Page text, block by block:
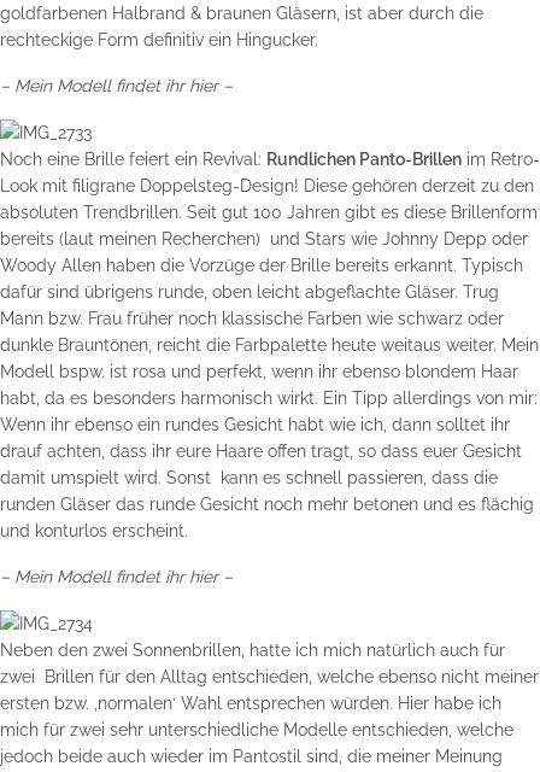
goldfarbenen Halbrand & braunen Gläsern, ist aber durch die
rechteckige Form definitiv ein Hingucker.
– Mein Modell findet ihr hier–
Noch eine Brille feiert ein Revival: Rundlichen Panto-Brillen im Retro-
Look mit filigrane Doppelsteg-Design! Diese gehören derzeit zu den
absoluten Trendbrillen. Seit gut 100 Jahren gibt es diese Brillenform
bereits (laut meinen Recherchen) und Stars wie Johnny Depp oder
Woody Allen haben die Vorzüge der Brille bereits erkannt. Typisch
dafür sind übrigens runde, oben leicht abgeflachte Gläser. Trug
Mann bzw. Frau früher noch klassische Farben wie schwarz oder
dunkle Brauntönen, reicht die Farbpalette heute weitaus weiter. Mein
Modell bspw. ist rosa und perfekt, wenn ihr ebenso blondem Haar
habt, da es besonders harmonisch wirkt. Ein Tipp allerdings von mir:
Wenn ihr ebenso ein rundes Gesicht habt wie ich, dann solltet ihr
drauf achten, dass ihr eure Haare offen tragt, so dass euer Gesicht
damit umspielt wird. Sonst kann es schnell passieren, dass die
runden Gläser das runde Gesicht noch mehr betonen und es flächig
und konturlos erscheint.
– Mein Modell findet ihr hier–
Neben den zwei Sonnenbrillen, hatte ich mich natürlich auch für
zwei Brillen für den Alltag entschieden, welche ebenso nicht meiner
ersten bzw. ‚normalen‘ Wahl entsprechen würden. Hier habe ich
mich für zwei sehr unterschiedliche Modelle entschieden, welche
jedoch beide auch wieder im Pantostil sind, die meiner Meinung